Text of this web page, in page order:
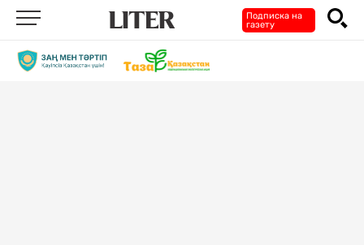
Подписка на
газету